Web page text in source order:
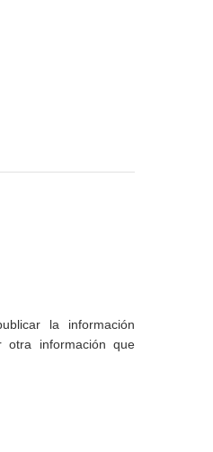
la información
otra información que